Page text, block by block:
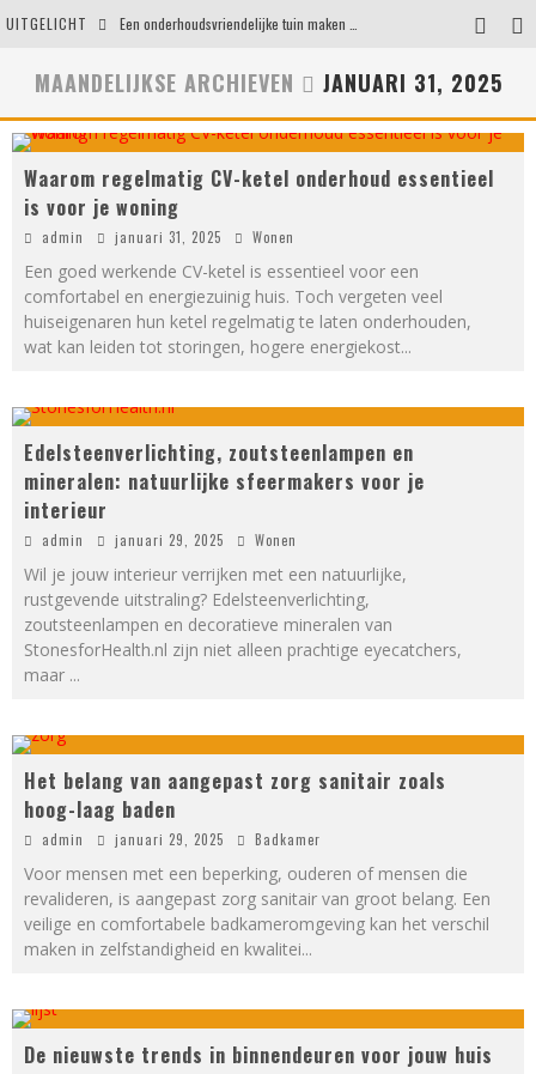
UITGELICHT
Eigentijdse en stijlvolle plafonnières voor iedere ruimte
Waar je op moet letten voordat je een woning koopt
Waarom persoonlijk matrasadvies het verschil maakt
MAANDELIJKSE ARCHIEVEN JANUARI 31, 2025
Waarom regelmatig CV-ketel onderhoud essentieel
is voor je woning
admin januari 31, 2025 Wonen
Een goed werkende CV-ketel is essentieel voor een
comfortabel en energiezuinig huis. Toch vergeten veel
huiseigenaren hun ketel regelmatig te laten onderhouden,
wat kan leiden tot storingen, hogere energiekost...
Edelsteenverlichting, zoutsteenlampen en
mineralen: natuurlijke sfeermakers voor je
interieur
admin januari 29, 2025 Wonen
Wil je jouw interieur verrijken met een natuurlijke,
rustgevende uitstraling? Edelsteenverlichting,
zoutsteenlampen en decoratieve mineralen van
StonesforHealth.nl zijn niet alleen prachtige eyecatchers,
maar ...
Het belang van aangepast zorg sanitair zoals
hoog-laag baden
admin januari 29, 2025 Badkamer
Voor mensen met een beperking, ouderen of mensen die
revalideren, is aangepast zorg sanitair van groot belang. Een
veilige en comfortabele badkameromgeving kan het verschil
maken in zelfstandigheid en kwalitei...
De nieuwste trends in binnendeuren voor jouw huis